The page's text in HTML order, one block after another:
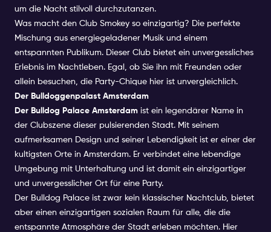
um die Nacht stilvoll durchzutanzen.
Was macht den Club Smokey so einzigartig? Die perfekte
Mischung aus energiegeladener Musik und einem
entspannten Publikum. Dieser Club bietet ein unvergessliches
Erlebnis im Nachtleben. Egal, ob Sie ihn mit Freunden oder
allein besuchen, die Party-Chique hier ist unvergleichlich.
Der Bulldoggenpalast Amsterdam
Der Bulldog Palace Amsterdam ist ein legendärer Name in
der Clubszene dieser pulsierenden Stadt. Mit seinem
aufmerksamen Design und seiner Lebendigkeit ist er einer der
kultigsten Orte in Amsterdam. Er verbindet eine lebendige
Umgebung mit Unterhaltung und ist damit ein einzigartiger
und unvergesslicher Ort für eine Party.
Der Bulldog Palace ist zwar kein klassischer Nachtclub, bietet
aber einen einzigartigen sozialen Raum für alle, die die
entspannte Atmosphäre der Stadt erleben möchten. Hier